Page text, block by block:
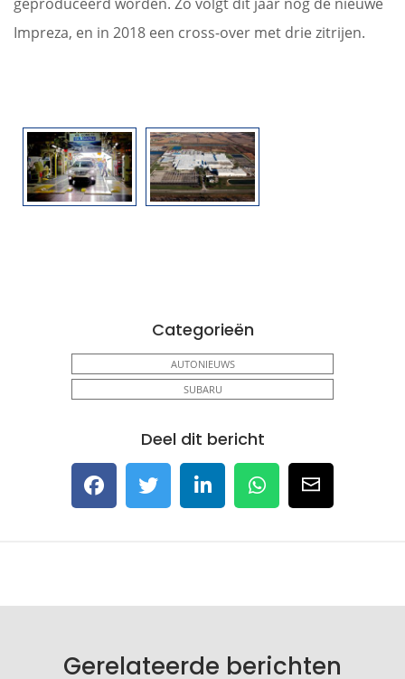
Impreza, en in 2018 een cross-over met drie zitrijen.
Categorieën
AUTONIEUWS
SUBARU
Deel dit bericht
Gerelateerde berichten